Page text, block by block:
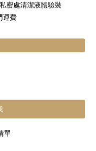
密處清潔液體驗裝
運費
單